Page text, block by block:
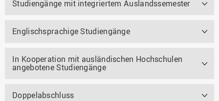
Studiengänge mit integriertem Auslandssemester
Englischsprachige Studiengänge
In Kooperation mit ausländischen Hochschulen
angebotene Studiengänge
Doppelabschluss